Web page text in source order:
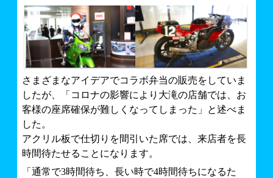
さまざまなアイデアでコラボ弁当の販売をしていま
したが、「コロナの影響により大滝の店舗では、お
客様の座席確保が難しくなってしまった」と述べま
した。
アクリル板で仕切りを間引いた席では、来店者を長
時間待たせることになります。
「通常で3時間待ち、長い時で4時間待ちになるた